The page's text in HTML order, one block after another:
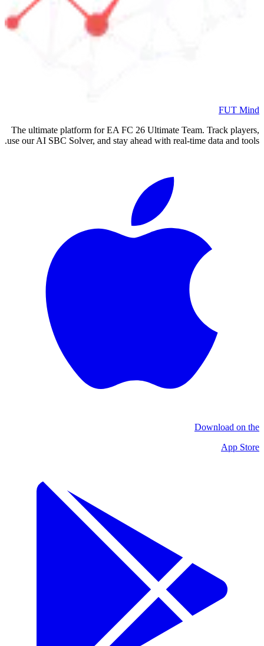
FUT Mind
The ultimate platform for EA FC 26 Ultimate Team. Track players,
use our AI SBC Solver, and stay ahead with real-time data and tools.
Download on the
App Store